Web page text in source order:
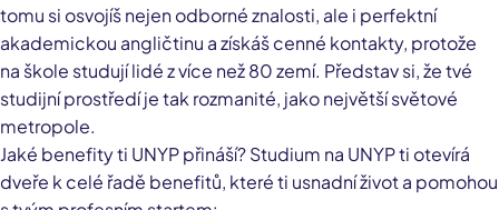
tomu si osvojíš nejen odborné znalosti, ale i perfektní
akademickou angličtinu a získáš cenné kontakty, protože
na škole studují lidé z více než 80 zemí. Představ si, že tvé
studijní prostředí je tak rozmanité, jako největší světové
metropole.
Jaké benefity ti UNYP přináší? Studium na UNYP ti otevírá
dveře k celé řadě benefitů, které ti usnadní život a pomohou